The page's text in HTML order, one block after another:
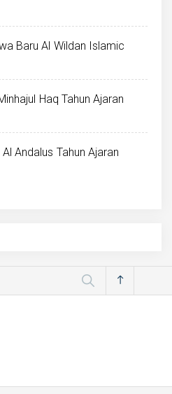
Baru Al Wildan Islamic
Haq Tahun Ajaran
Andalus Tahun Ajaran